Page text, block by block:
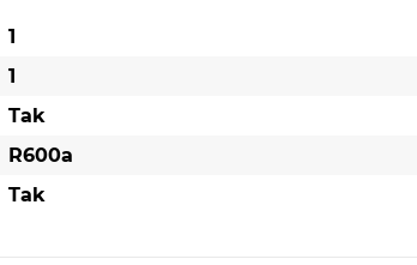
1
1
Tak
R600a
Tak